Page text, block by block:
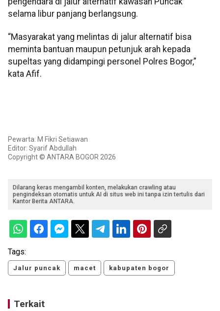
selama libur panjang berlangsung.
“Masyarakat yang melintas di jalur alternatif bisa
meminta bantuan maupun petunjuk arah kepada
supeltas yang didampingi personel Polres Bogor,”
kata Afif.
Pewarta: M Fikri Setiawan
Editor: Syarif Abdullah
Copyright © ANTARA BOGOR 2026
Dilarang keras mengambil konten, melakukan crawling atau
pengindeksan otomatis untuk AI di situs web ini tanpa izin tertulis dari
Kantor Berita ANTARA.
Tags:
Jalur puncak macet kabupaten bogor
Terkait